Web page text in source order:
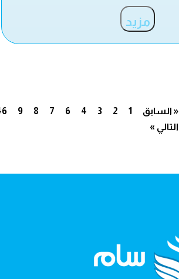
مزيد
« السابق 1
2
3
4
6
7
8
9
التالي »